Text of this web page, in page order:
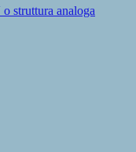
struttura analoga